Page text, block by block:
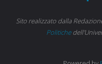
Sito realizzato dalla
Politiche